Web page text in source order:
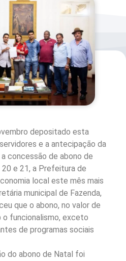
depositado esta
e a antecipação da
concessão de abono de
20 e 21, a Prefeitura de
local este mês mais
municipal de Fazenda,
que o abono, no valor de
o funcionalismo, exceto
de programas sociais
do abono de Natal foi